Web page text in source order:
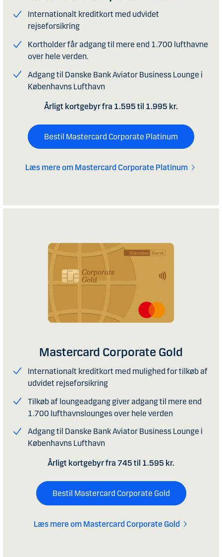
Internationalt kreditkort med udvidet
rejseforsikring
Kortholder får adgang til mere end 1.700 lufthavne
over hele verden.
Adgang til Danske Bank Aviator Business Lounge i
Københavns Lufthavn
Årligt kortgebyr fra 1.595 til 1.995 kr.
Bestil Mastercard Corporate Platinum
Læs mere om Mastercard Corporate Platinum
Mastercard Corporate Gold
Internationalt kreditkort med mulighed for tilkøb af
udvidet rejseforsikring
Tilkøb af loungeadgang giver adgang til mere end
1.700 lufthavnslounges over hele verden
Adgang til Danske Bank Aviator Business Lounge i
Københavns Lufthavn
Årligt kortgebyr fra 745 til 1.595 kr.
Bestil Mastercard Corporate Gold
Læs mere om Mastercard Corporate Gold